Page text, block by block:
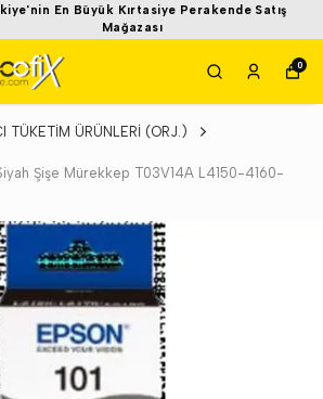
Büyük Kırtasiye Perakende Satış
Mağazası
0
TÜKETİM ÜRÜNLERİ (ORJ.)
Şişe Mürekkep T03V14A L4150-4160-